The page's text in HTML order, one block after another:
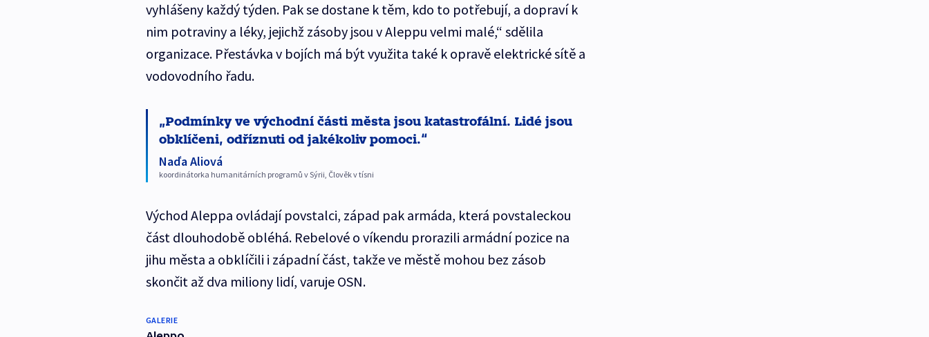
vyhlášeny každý týden. Pak se dostane k těm, kdo to potřebují, a dopraví k
nim potraviny a léky, jejichž zásoby jsou v Aleppu velmi malé,“ sdělila
organizace. Přestávka v bojích má být využita také k opravě elektrické sítě a
vodovodního řadu.
Podmínky ve východní části města jsou katastrofální. Lidé jsou
obklíčeni, odříznuti od jakékoliv pomoci.
Naďa Aliová
koordinátorka humanitárních programů v Sýrii, Člověk v tísni
Východ Aleppa ovládají povstalci, západ pak armáda, která povstaleckou
část dlouhodobě obléhá. Rebelové o víkendu prorazili armádní pozice na
jihu města a obklíčili i západní část, takže ve městě mohou bez zásob
skončit až dva miliony lidí, varuje OSN.
GALERIE